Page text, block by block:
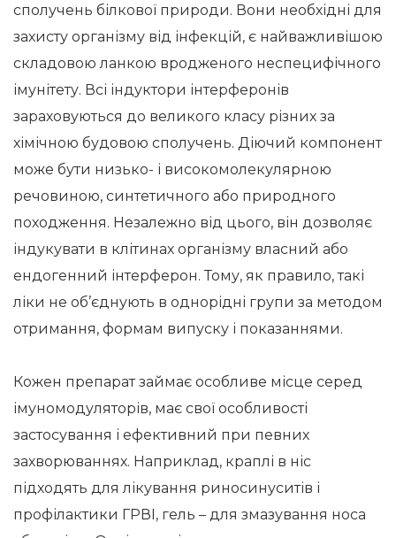
сполучень білкової природи. Вони необхідні для
захисту організму від інфекцій, є найважливішою
складовою ланкою вродженого неспецифічного
імунітету. Всі індуктори інтерферонів
зараховуються до великого класу різних за
хімічною будовою сполучень. Діючий компонент
може бути низько- і високомолекулярною
речовиною, синтетичного або природного
походження. Незалежно від цього, він дозволяє
індукувати в клітинах організму власний або
ендогенний інтерферон. Тому, як правило, такі
ліки не об’єднують в однорідні групи за методом
отримання, формам випуску і показаннями.
Кожен препарат займає особливе місце серед
імуномодуляторів, має свої особливості
застосування і ефективний при певних
захворюваннях. Наприклад, краплі в ніс
підходять для лікування риносинуситів і
профілактики ГРВІ, гель – для змазування носа